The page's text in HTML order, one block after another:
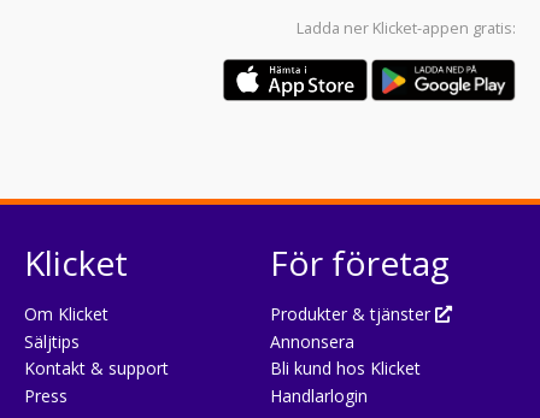
Ladda ner Klicket-appen gratis:
Klicket
Om Klicket
Säljtips
Kontakt & support
Press
För företag
Produkter & tjänster
Annonsera
Bli kund hos Klicket
Handlarlogin